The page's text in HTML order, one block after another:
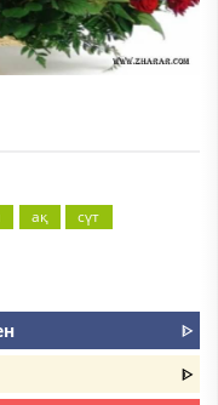
ақ сүт
ᐈ
ᐈ